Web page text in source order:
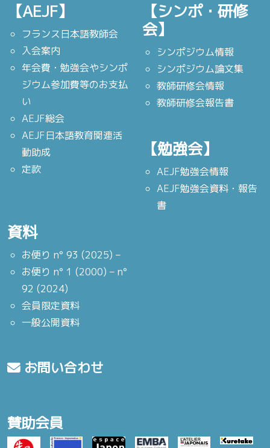
【AEJF】
フランス日本語教師会
入会案内
年会費・勉強会やシンポ
ジウム参加費等のお支払
い
AEJF総会
AEJF日本語教育関連活
動助成
定款
【シンポ・研修
会】
シンポジウム情報
シンポジウム論文集
教師研修会情報
教師研修会報告書
【勉強会】
AEJF勉強会情報
AEJF勉強会資料・報告
書
資料
お便り n° 93 (2025) –
お便り n° 1 (2000) – n°
92 (2024)
会員限定資料
一般公開資料
お問い合わせ
賛助会員